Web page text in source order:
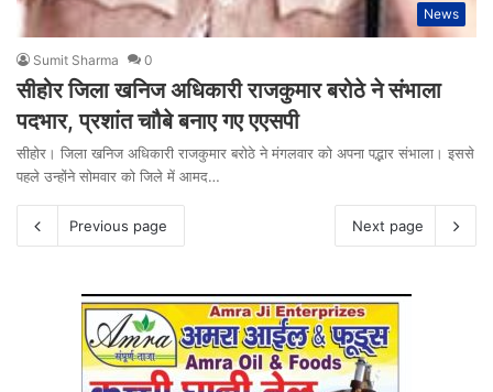
News
Sumit Sharma 0
सीहोर जिला खनिज अधिकारी राजकुमार बरोठे ने संभाला
पदभार, प्रशांत चाौबे बनाए गए एएसपी
सीहोर। जिला खनिज अधिकारी राजकुमार बरोठे ने मंगलवार को अपना पद्भार संभाला। इससे
पहले उन्होंने सोमवार को जिले में आमद…
Previous page Next page